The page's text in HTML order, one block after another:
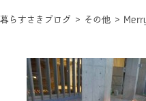
暮らすさきブログ > その他 >